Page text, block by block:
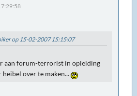
op 15-02-2007 15:15:07
aan forum-terrorist in opleiding
heibel over te maken...